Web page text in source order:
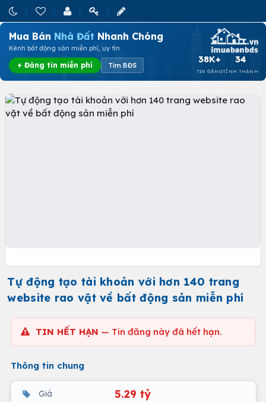
Mua Bán Nhà Đất Nhanh Chóng
Kênh bất động sản miễn phí, uy tín
+ Đăng tin miễn phí Tìm BĐS
38K+
TIN ĐĂNG
34
TỈNH THÀNH
Tự động tạo tài khoản với hơn 140 trang
website rao vặt về bất động sản miễn phí
TIN HẾT HẠN — Tin đăng này đã hết hạn.
Thông tin chung
Giá 5.29 tỷ